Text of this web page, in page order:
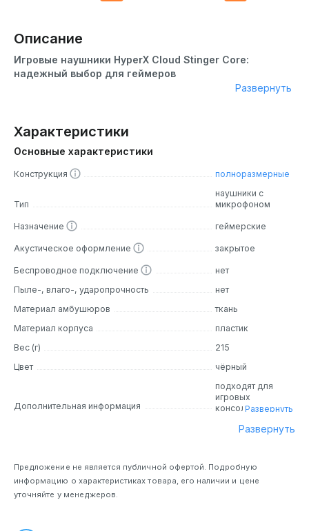
Описание
Игровые наушники HyperX Cloud Stinger Core:
надежный выбор для геймеров
качество звучания по доступной цене. HyperX Cloud
Stinger Core представляют собой идеальный баланс
между стилем, комфортом и качеством звука. Они
станут отличным выбором как для новичков, так и
превосходным акустическим характеристикам и
стильному дизайну.
Дизайн
Наушники HyperX Cloud Stinger Core обладают легким и
игровых сессий. Черные наушники смотрятся стильно и
уместно в любой обстановке. Мягкие амбушюры из
дышащего материала обеспечивают комфорт даже при
оголовье позволит настроить наушники точно под
размер вашей головы.
Основные особенности
Позволяют наслаждаться мощными
большинства игровых платформ, таких как PC, Xbox One,
Playstation 4 и Nintendo Switch
Виртуальный объемный звук: Создает эффект
Развернуть
Характеристики
Основные характеристики
Конструкция полноразмерные
Тип
наушники с
микрофоном
Назначение геймерские
Акустическое оформление закрытое
Беспроводное подключение
нет
Пыле-, влаго-, ударопрочность
нет
Материал амбушюров
ткань
Материал корпуса
пластик
Вес (г)
215
Цвет
чёрный
Дополнительная информация
подходят для
игровых
консолей,
микрофона
Развернуть
Развернуть
Предложение не является публичной офертой. Подробную
информацию о характеристиках товара, его наличии и цене
уточняйте у менеджеров.